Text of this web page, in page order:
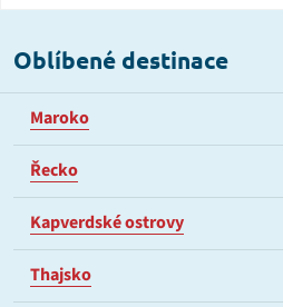
Oblíbené destinace
Maroko
Řecko
Kapverdské ostrovy
Thajsko